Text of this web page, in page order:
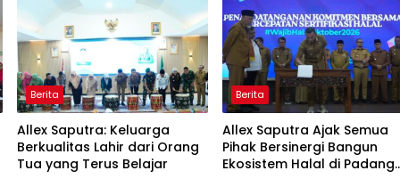
Berita
Allex Saputra: Keluarga
Berkualitas Lahir dari Orang
Tua yang Terus Belajar
Berita
Allex Saputra Ajak Semua
Pihak Bersinergi Bangun
Ekosistem Halal di Padang